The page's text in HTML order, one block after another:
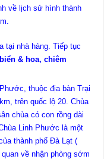
về lịch sử hình thành
tại nhà hàng. Tiếp tục
& hoa, chiêm
thuộc địa bàn Trại
trên quốc lộ 20. Chùa
chùa có con rồng dài
Linh Phước là một
thành phố Đà Lạt (
về nhận phòng sớm